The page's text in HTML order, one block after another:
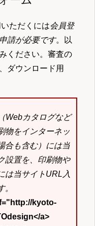
ただくには会員登
請が必要です。以
ください。審査の
ダウンロード用
Webカタログなど
物をインターネッ
合も含む）には当
設置を、印刷物や
は当サイトURL入
kyoto-
a>